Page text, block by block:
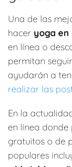
Una de las
hacer yoga en
en línea o
permitan
ayudarán a
realizar las
En la
en línea
gratuitos o de
populares